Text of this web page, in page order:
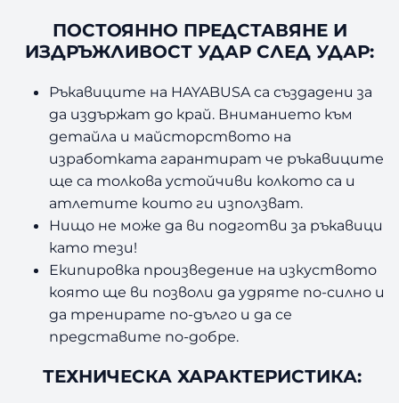
ПОСТОЯННО ПРЕДСТАВЯНЕ И
ИЗДРЪЖЛИВОСТ УДАР СЛЕД УДАР:
Ръкавиците на HAYABUSA са създадени за
да издържат до край. Вниманието към
детайла и майсторството на
изработката гарантират че ръкавиците
ще са толкова устойчиви колкото са и
атлетите които ги използват.
Нищо не може да ви подготви за ръкавици
като тези!
Екипировка произведение на изкуството
която ще ви позволи да удряте по-силно и
да тренирате по-дълго и да се
представите по-добре.
ТЕХНИЧЕСКА ХАРАКТЕРИСТИКА: